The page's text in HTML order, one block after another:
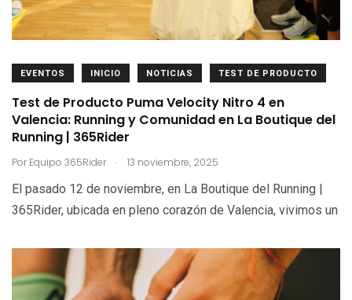
EVENTOS INICIO NOTICIAS TEST DE PRODUCTO
Test de Producto Puma Velocity Nitro 4 en
Valencia: Running y Comunidad en La Boutique del
Running | 365Rider
Por Equipo 365Rider . 13 noviembre, 2025
El pasado 12 de noviembre, en La Boutique del Running |
365Rider, ubicada en pleno corazón de Valencia, vivimos un